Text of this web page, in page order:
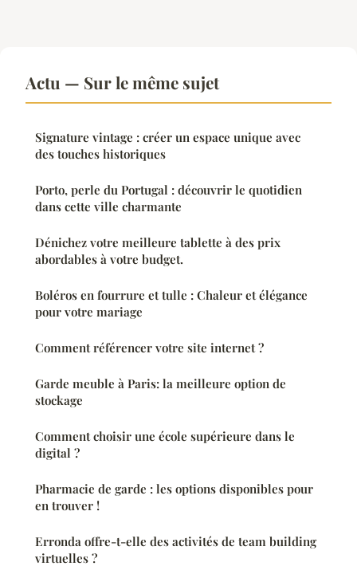
Actu — Sur le même sujet
Signature vintage : créer un espace unique avec
des touches historiques
Porto, perle du Portugal : découvrir le quotidien
dans cette ville charmante
Dénichez votre meilleure tablette à des prix
abordables à votre budget.
Boléros en fourrure et tulle : Chaleur et élégance
pour votre mariage
Comment référencer votre site internet ?
Garde meuble à Paris: la meilleure option de
stockage
Comment choisir une école supérieure dans le
digital ?
Pharmacie de garde : les options disponibles pour
en trouver !
Erronda offre-t-elle des activités de team building
virtuelles ?